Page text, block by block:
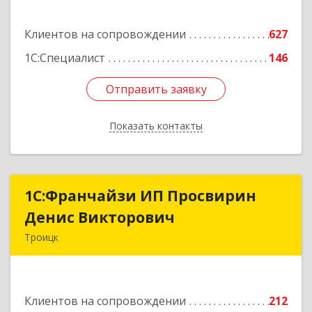
Клиентов на сопровождении
627
1С:Специалист
146
Отправить заявку
Показать контакты
Подробнее
Отправить заявку
Назад
1C:Франчайзи ИП Просвирин
Денис Викторович
Троицк
Клиентов на сопровождении 212
1C:Франчайзи ИП Просвирин
Денис Викторович